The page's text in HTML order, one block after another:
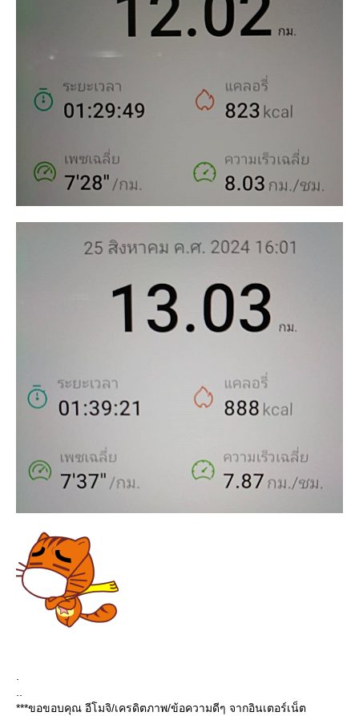
***ขอขอบคุณ อีโมจิ/เครดิตภาพ/ข้อความดีๆ จากอินเตอร์เน็ต